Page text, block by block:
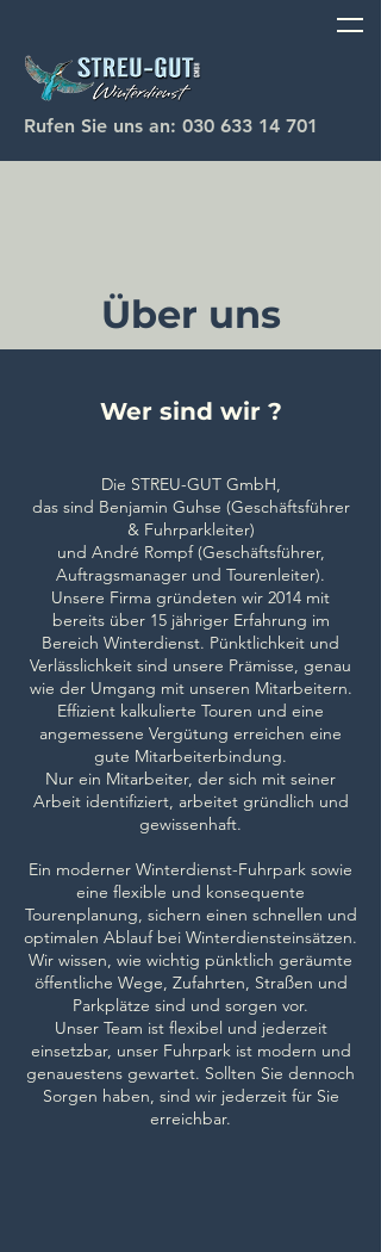
Rufen Sie uns an: 030 633 14 701
Über uns
Wer sind wir ?
Die STREU-GUT GmbH,
das sind Benjamin Guhse (Geschäftsführer
& Fuhrparkleiter)
und André Rompf (Geschäftsführer,
Auftragsmanager und Tourenleiter).
Unsere Firma gründeten wir 2014 mit
bereits über 15 jähriger Erfahrung im
Bereich Winterdienst. Pünktlichkeit und
Verlässlichkeit sind unsere Prämisse, genau
wie der Umgang mit unseren Mitarbeitern.
Effizient kalkulierte Touren und eine
angemessene Vergütung erreichen eine
gute Mitarbeiterbindung.
Nur ein Mitarbeiter, der sich mit seiner
Arbeit identifiziert, arbeitet gründlich und
gewissenhaft.
Ein moderner Winterdienst-Fuhrpark sowie
eine flexible und konsequente
Tourenplanung, sichern einen schnellen und
optimalen Ablauf bei Winterdiensteinsätzen.
Wir wissen, wie wichtig pünktlich geräumte
öffentliche Wege, Zufahrten, Straßen und
Parkplätze sind und sorgen vor.
Unser Team ist flexibel und jederzeit
einsetzbar, unser Fuhrpark ist modern und
genauestens gewartet. Sollten Sie dennoch
Sorgen haben, sind wir jederzeit für Sie
erreichbar.